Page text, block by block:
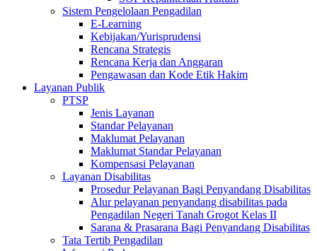
Sistem Pengelolaan Pengadilan
E-Learning
Kebijakan/Yurisprudensi
Rencana Strategis
Rencana Kerja dan Anggaran
Pengawasan dan Kode Etik Hakim
Layanan Publik
PTSP
Jenis Layanan
Standar Pelayanan
Maklumat Pelayanan
Maklumat Standar Pelayanan
Kompensasi Pelayanan
Layanan Disabilitas
Prosedur Pelayanan Bagi Penyandang Disabilitas
Alur pelayanan penyandang disabilitas pada
Pengadilan Negeri Tanah Grogot Kelas II
Sarana & Prasarana Bagi Penyandang Disabilitas
Tata Tertib Pengadilan